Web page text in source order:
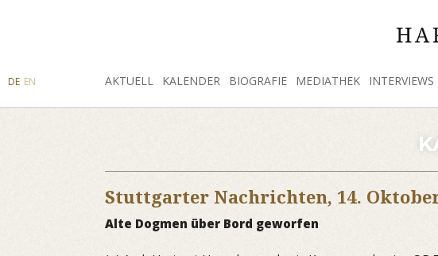
AKTUELL KALENDER BIOGRAFIE MEDIATHEK INTERVIEWS
FACEBOOK
INSTAGRAM
SUCHE
DE EN
Stuttgarter Nachrichten, 14.
Alte Dogmen über Bord geworfen